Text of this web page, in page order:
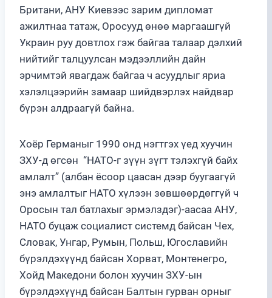
Британи, АНУ Киевээс зарим дипломат
ажилтнаа татаж, Оросууд өнөө маргаашгүй
Украин руу довтлох гэж байгаа талаар дэлхий
нийтийг талцуулсан мэдээллийн дайн
эрчимтэй явагдаж байгаа ч асуудлыг яриа
хэлэлцээрийн замаар шийдвэрлэх найдвар
бүрэн алдраагүй байна.
Хоёр Германыг 1990 онд нэгтгэх үед хуучин
ЗХУ-д өгсөн “НАТО-г зүүн зүгт тэлэхгүй байх
амлалт” (албан ёсоор цаасан дээр буугаагүй
энэ амлалтыг НАТО хүлээн зөвшөөрдөггүй ч
Оросын тал батлахыг эрмэлздэг)-аасаа АНУ,
НАТО буцаж социалист системд байсан Чех,
Словак, Унгар, Румын, Польш, Югославийн
бүрэлдэхүүнд байсан Хорват, Монтенегро,
Хойд Македони болон хуучин ЗХУ-ын
бүрэлдэхүүнд байсан Балтын гурван орныг